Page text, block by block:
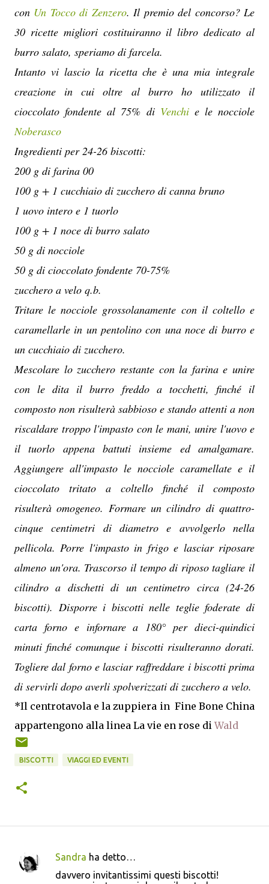
con Un Tocco di Zenzero. Il premio del concorso? Le
30 ricette migliori costituiranno il libro dedicato al
burro salato, speriamo di farcela.
Intanto vi lascio la ricetta che è una mia integrale
creazione in cui oltre al burro ho utilizzato il
cioccolato fondente al 75% di Venchie le nocciole
Noberasco
Ingredienti per 24-26 biscotti:
200 g di farina 00
100 g + 1 cucchiaio di zucchero di canna bruno
1 uovo intero e 1 tuorlo
100 g + 1 noce di burro salato
50 g di nocciole
50 g di cioccolato fondente 70-75%
zucchero a velo q.b.
Tritare le nocciole grossolanamente con il coltello e
caramellarle in un pentolino con una noce di burro e
un cucchiaio di zucchero.
Mescolare lo zucchero restante con la farina e unire
con le dita il burro freddo a tocchetti, finché il
composto non risulterà sabbioso e stando attenti a non
riscaldare troppo l'impasto con le mani, unire l'uovo e
il tuorlo appena battuti insieme ed amalgamare.
Aggiungere all'impasto le nocciole caramellate e il
cioccolato tritato a coltello finché il composto
risulterà omogeneo. Formare un cilindro di quattro-
cinque centimetri di diametro e avvolgerlo nella
pellicola. Porre l'impasto in frigo e lasciar riposare
almeno un'ora. Trascorso il tempo di riposo tagliare il
cilindro a dischetti di un centimetro circa (24-26
biscotti). Disporre i biscotti nelle teglie foderate di
carta forno e infornare a 180° per dieci-quindici
minuti finché comunque i biscotti risulteranno dorati.
Togliere dal forno e lasciar raffreddare i biscotti prima
di servirli dopo averli spolverizzati di zucchero a velo.
*Il centrotavola e la zuppiera in Fine Bone China
appartengono alla linea La vie en rose diWald
BISCOTTI VIAGGI ED EVENTI
C
Sandra ha detto…
davvero invitantissimi questi biscotti!